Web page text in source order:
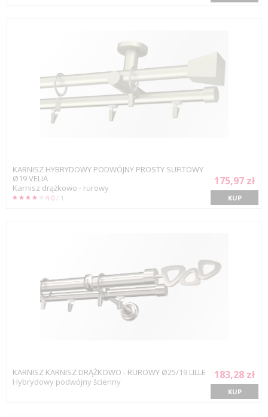
KARNISZ HYBRYDOWY PODWÓJNY PROSTY SUFITOWY
Ø19 VELIA
Karnisz drążkowo - rurowy
4.0 / 1
175,97 zł
KUP
KARNISZ KARNISZ DRĄŻKOWO - RUROWY Ø25/19 LILLE
Hybrydowy podwójny ścienny
183,28 zł
KUP